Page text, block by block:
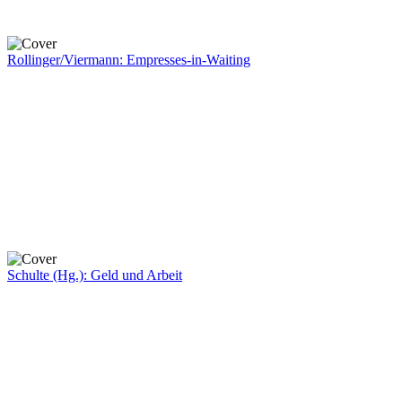
Rollinger/Viermann: Empresses-in-Waiting
Schulte (Hg.): Geld und Arbeit